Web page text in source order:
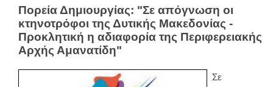
Πορεία Δημιουργίας: "Σε απόγνωση οι
κτηνοτρόφοι της Δυτικής Μακεδονίας -
Προκλητική η αδιαφορία της Περιφερειακής
Αρχής Αμανατίδη"
Σε